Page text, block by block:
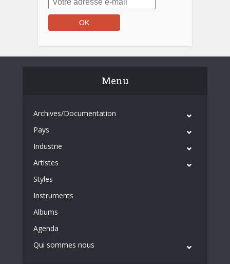
Menu
Archives/Documentation
Pays
Industrie
Artistes
Styles
Instruments
Albums
Agenda
Qui sommes nous